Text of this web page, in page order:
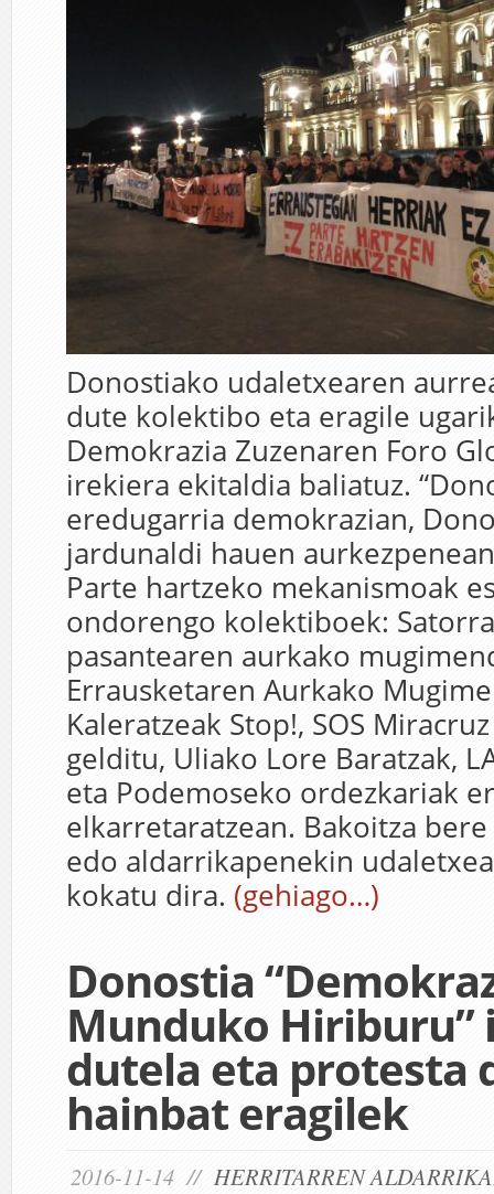
Donostiako udaletxearen
dute kolektibo eta eragile
Demokrazia Zuzenaren Foro
irekiera ekitaldia baliatuz.
eredugarria demokrazian,
jardunaldi hauen
Parte hartzeko mekanismoak
ondorengo kolektiboek:
pasantearen aurkako
Errausketaren Aurkako
Kaleratzeak Stop!, SOS
gelditu, Uliako Lore Baratzak,
eta Podemoseko ordezkariak
elkarretaratzean. Bakoitza
edo aldarrikapenekin
kokatu dira. (gehiago…)
Donostia
Munduko Hiriburu”
dutela eta protesta
hainbat eragilek
2016-11-14 // HERRITARREN